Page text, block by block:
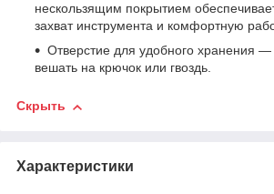
нескользящим покрытием
захват инструмента и комфортную
Отверстие для удобного хранения
вешать на крючок или гвоздь.
Скрыть
Характеристики